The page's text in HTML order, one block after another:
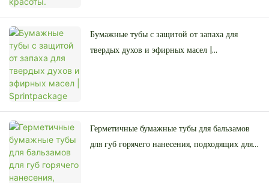
Бумажные тубы с защитой от запаха для
твердых духов и эфирных масел |
Герметичные бумажные тубы для бальзамов
для губ горячего нанесения, подходящих для